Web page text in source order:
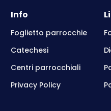
Info
Foglietto parrocchie
Catechesi
Centri parrocchiali
Privacy Policy